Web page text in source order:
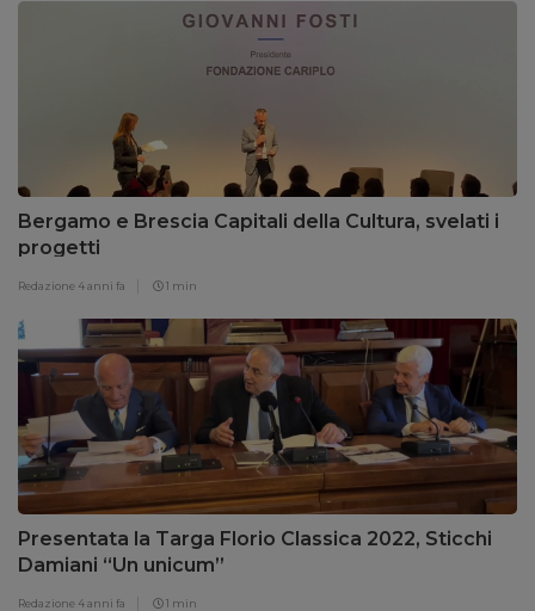
Bergamo e Brescia Capitali della Cultura, svelati i
progetti
Redazione 4 anni fa 1 min
Presentata la Targa Florio Classica 2022, Sticchi
Damiani “Un unicum”
Redazione 4 anni fa 1 min